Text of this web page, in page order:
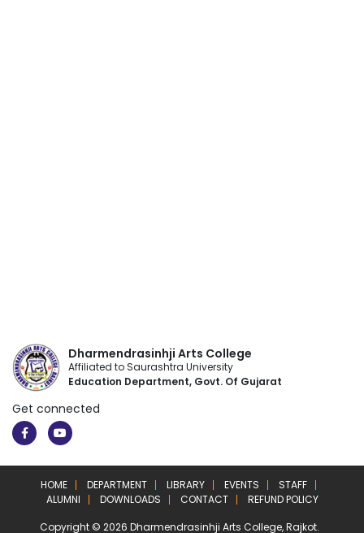
Dharmendrasinhji Arts College
Affiliated to Saurashtra University
Education Department, Govt. Of Gujarat
Get connected
HOME DEPARTMENT LIBRARY EVENTS
STAFF
ALUMNI
DOWNLOADS CONTACT
REFUND POLICY
Copyright © 2026 Dharmendrasinhji Arts College, Rajkot.